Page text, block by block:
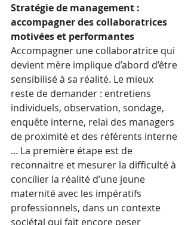
Stratégie de management :
accompagner des collaboratrices
motivées et performantes
Accompagner une collaboratrice qui
devient mère implique d’abord d’être
sensibilisé à sa réalité. Le mieux
reste de demander : entretiens
individuels, observation, sondage,
enquête interne, relai des managers
de proximité et des référents interne
... La première étape est de
reconnaitre et mesurer la difficulté à
concilier la réalité d’une jeune
maternité avec les impératifs
professionnels, dans un contexte
sociétal qui fait encore peser